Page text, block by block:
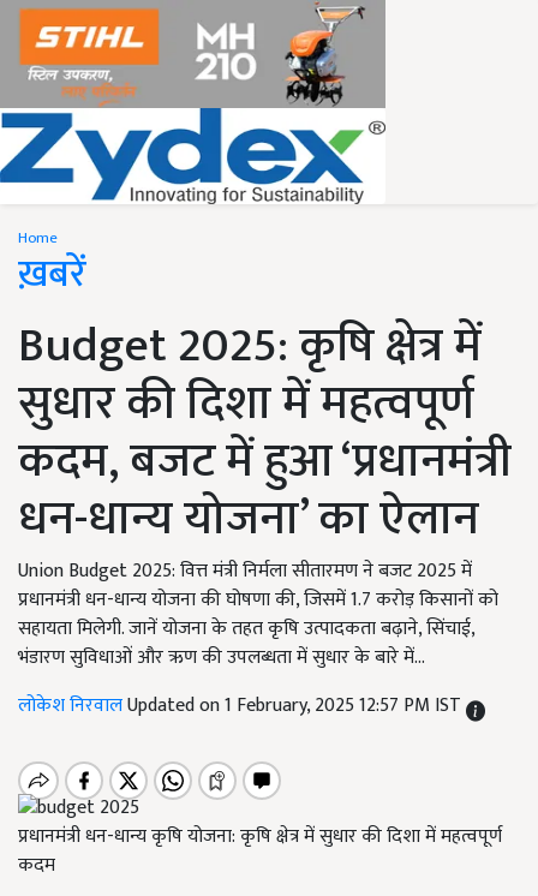
Home
ख़बरें
Budget 2025: कृषि क्षेत्र में
सुधार की दिशा में महत्वपूर्ण
कदम, बजट में हुआ ‘प्रधानमंत्री
धन-धान्य योजना’ का ऐलान
Union Budget 2025: वित्त मंत्री निर्मला सीतारमण ने बजट 2025 में
प्रधानमंत्री धन-धान्य योजना की घोषणा की, जिसमें 1.7 करोड़ किसानों को
सहायता मिलेगी. जानें योजना के तहत कृषि उत्पादकता बढ़ाने, सिंचाई,
भंडारण सुविधाओं और ऋण की उपलब्धता में सुधार के बारे में…
लोकेश निरवालUpdated on 1 February, 2025 12:57 PM IST
प्रधानमंत्री धन-धान्य कृषि योजना: कृषि क्षेत्र में सुधार की दिशा में महत्वपूर्ण
कदम